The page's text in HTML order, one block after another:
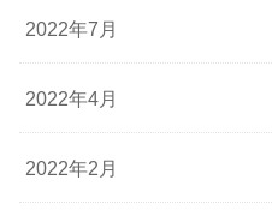
2022年7月
2022年4月
2022年2月